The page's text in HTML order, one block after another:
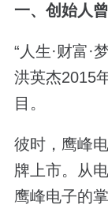
一、 创始人
“人生·财富·
洪英杰2015
目。
彼时，鹰峰
牌上市。从
鹰峰电子的